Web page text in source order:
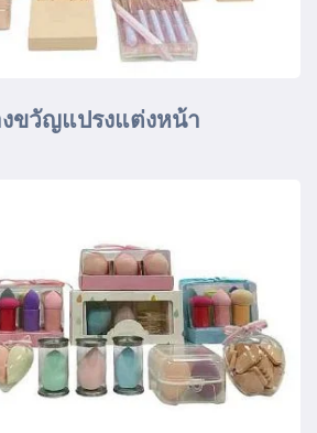
ขวัญแปรงแต่งหน้า